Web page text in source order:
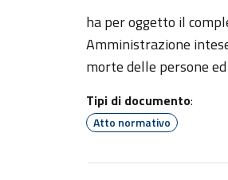
ha per oggetto il
Amministrazione
morte delle persone
Tipi di documento:
Atto normativo